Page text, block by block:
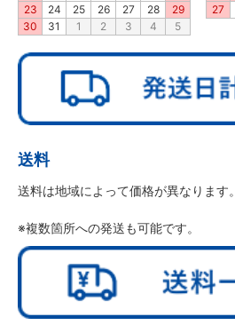
23
24 25 26 27 28
29
30
31 1 2 3 4 5
27
送料
送料は地域によって価格が異なります。
※複数箇所への発送も可能です。